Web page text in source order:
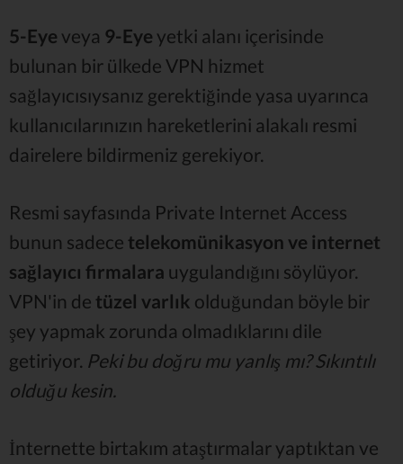
5-Eye veya 9-Eye yetki alanı içerisinde
bulunan bir ülkede VPN hizmet
sağlayıcısıysanız gerektiğinde yasa uyarınca
kullanıcılarınızın hareketlerini alakalı resmi
dairelere bildirmeniz gerekiyor.
Resmi sayfasında Private Internet Access
bunun sadece telekomünikasyon ve internet
sağlayıcı firmalara uygulandığını söylüyor.
VPN'in de tüzel varlık olduğundan böyle bir
şey yapmak zorunda olmadıklarını dile
getiriyor. Peki bu doğru mu yanlış mı? Sıkıntılı
olduğu kesin.
İnternette birtakım ataştırmalar yaptıktan ve